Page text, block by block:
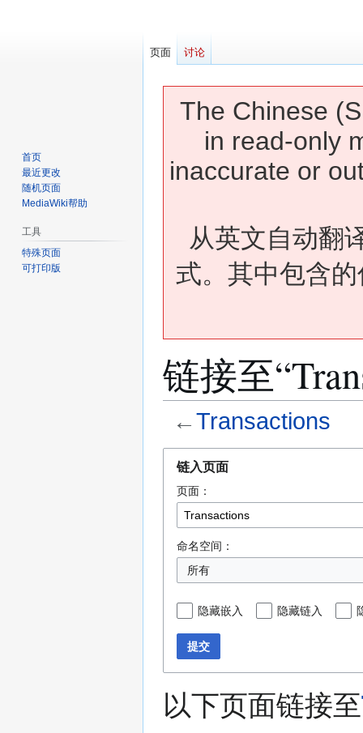
The Chinese
in read-only
inaccurate or
从英文自动翻
式。其中包含
链接至
←Transactions
链入页面
页面：
命名空间：
所有
隐藏嵌入 隐藏链入
提交
以下页面链接至
页面 讨论
首页
最近更改
随机页面
MediaWiki帮助
工具
特殊页面
可打印版